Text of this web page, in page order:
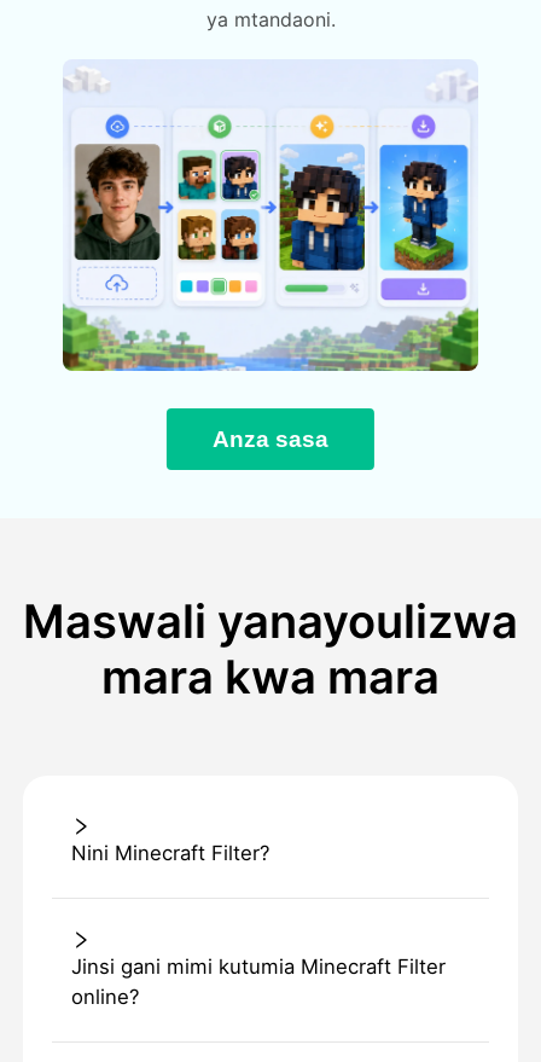
ya mtandaoni.
Anza sasa
Maswali yanayoulizwa
mara kwa mara
Nini Minecraft Filter?
Jinsi gani mimi kutumia Minecraft Filter
online?